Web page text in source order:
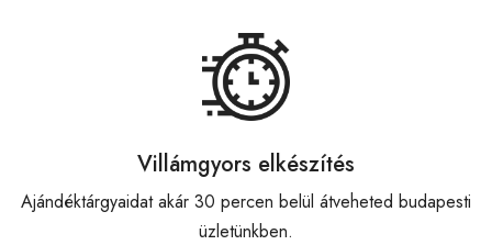
Villámgyors elkészítés
Ajándéktárgyaidat akár 30 percen belül átveheted budapesti
üzletünkben.